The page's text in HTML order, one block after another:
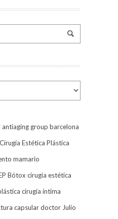
antiaging group barcelona
Estética Plástica
mamario
Bótox cirugía estética
cirugía íntima
capsulardoctor Julio